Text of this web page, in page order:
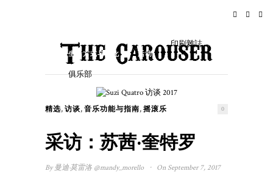
生活方式与文化 活动
印刷雜誌
俱乐部
精选, 访谈, 音乐功能与指南, 摇滚乐 0
采访：苏茜·奎特罗
By 曼迪·莫雷洛 @mandy_morello · On September 7, 2017